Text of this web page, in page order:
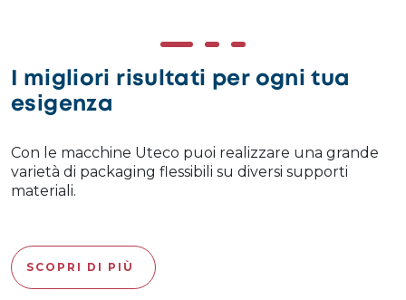
I migliori risultati per ogni tua
esigenza
Con le macchine Uteco puoi realizzare una grande
varietà di packaging flessibili su diversi supporti
materiali.
SCOPRI DI PIÙ